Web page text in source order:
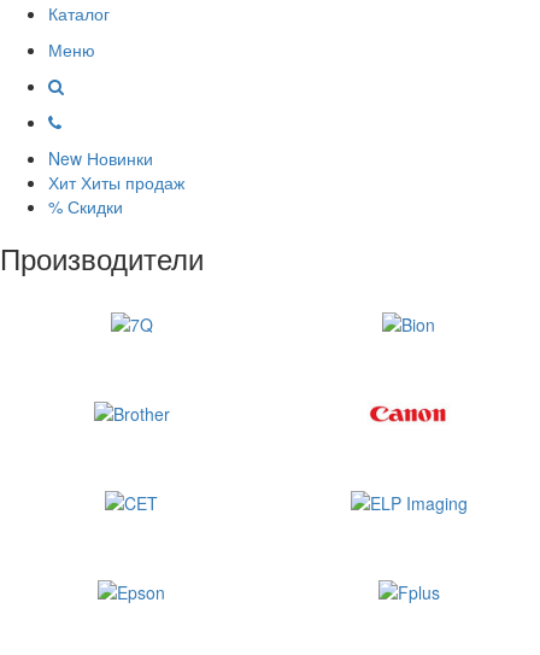
Каталог
Меню
New Новинки
Хит Хиты продаж
% Скидки
Производители